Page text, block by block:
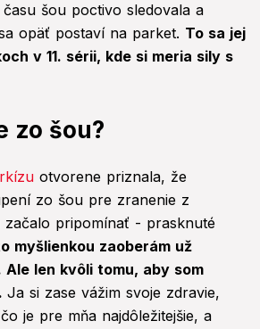
šou poctivo sledovala a
opäť postaví na parket. To sa jej
v 11. sérii, kde si meria sily s
zo šou?
otvorene priznala, že
zo šou pre zranenie z
začalo pripomínať - prasknuté
myšlienkou zaoberám už
len kvôli tomu, aby som
Ja si zase vážim svoje zdravie,
je pre mňa najdôležitejšie, a